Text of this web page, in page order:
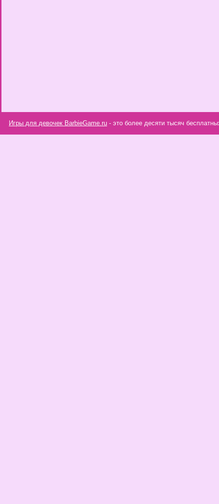
Игры для девочек BarbieGame.ru - это более десяти тысяч